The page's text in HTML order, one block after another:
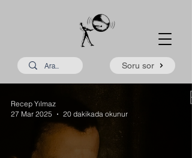
Soru sor
Recep Yılmaz
27 Mar 2025
20 dakikada okunur